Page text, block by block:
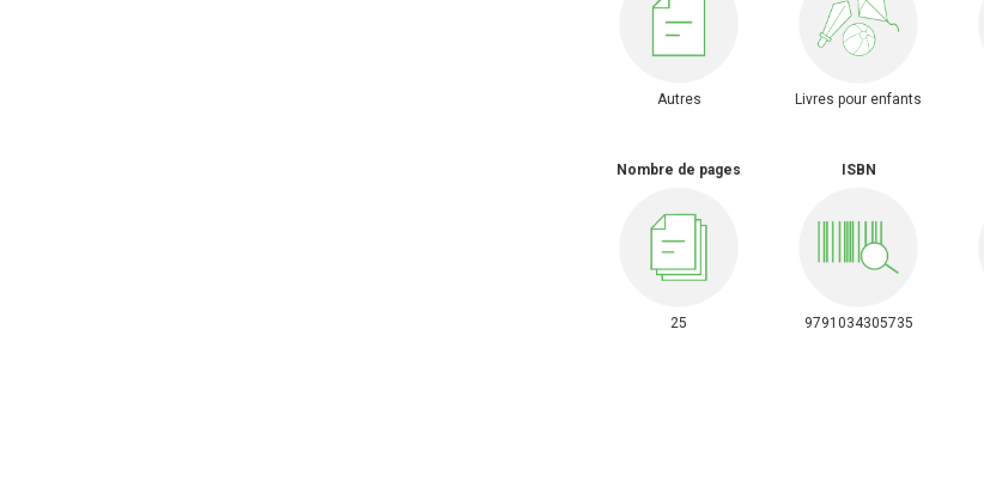
Autres Livres pour enfants
Nombre de pages
25
ISBN
9791034305735